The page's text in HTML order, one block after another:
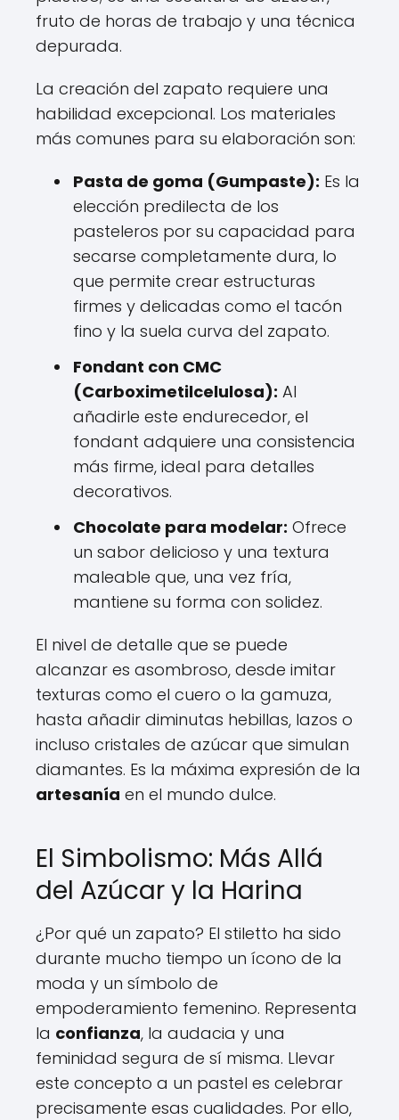
fruto de horas de trabajo y una técnica
depurada.
La creación del zapato requiere una
habilidad excepcional. Los materiales
más comunes para su elaboración son:
Pasta de goma (Gumpaste): Es la
elección predilecta de los
pasteleros por su capacidad para
secarse completamente dura, lo
que permite crear estructuras
firmes y delicadas como el tacón
fino y la suela curva del zapato.
Fondant con CMC
(Carboximetilcelulosa): Al
añadirle este endurecedor, el
fondant adquiere una consistencia
más firme, ideal para detalles
decorativos.
Chocolate para modelar: Ofrece
un sabor delicioso y una textura
maleable que, una vez fría,
mantiene su forma con solidez.
El nivel de detalle que se puede
alcanzar es asombroso, desde imitar
texturas como el cuero o la gamuza,
hasta añadir diminutas hebillas, lazos o
incluso cristales de azúcar que simulan
diamantes. Es la máxima expresión de la
artesanía en el mundo dulce.
El Simbolismo: Más Allá
del Azúcar y la Harina
¿Por qué un zapato? El stiletto ha sido
durante mucho tiempo un ícono de la
moda y un símbolo de
empoderamiento femenino. Representa
la confianza, la audacia y una
feminidad segura de sí misma. Llevar
este concepto a un pastel es celebrar
precisamente esas cualidades. Por ello,